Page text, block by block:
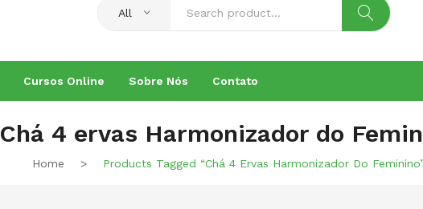
All
Cursos Online Sobre Nós Contato
Chá 4 ervas Harmonizador do
Home > Products Tagged “Chá 4 Ervas Harmonizador Do